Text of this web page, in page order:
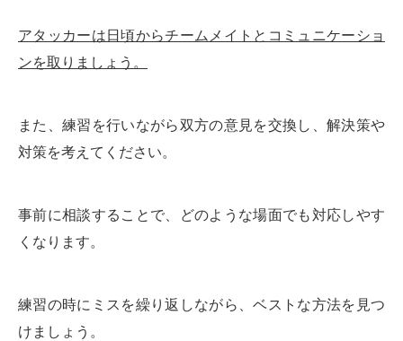
アタッカーは日頃からチームメイトとコミュニケーショ
ンを取りましょう。
また、練習を行いながら双方の意見を交換し、解決策や
対策を考えてください。
事前に相談することで、どのような場面でも対応しやす
くなります。
練習の時にミスを繰り返しながら、ベストな方法を見つ
けましょう。